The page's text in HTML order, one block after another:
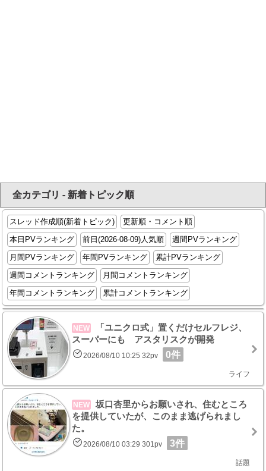
全カテゴリ - 新着トピック順
スレッド作成順(新着トピック)
更新順・コメント順
本日PVランキング
前日(2026-08-09)人気順
週間PVランキング
月間PVランキング
年間PVランキング
累計PVランキング
週間コメントランキング
月間コメントランキング
年間コメントランキング
累計コメントランキング
NEW
「ユニクロ式」置くだけセルフレジ、
スーパーにも アスタリスクが開発
2026/08/10 10:25 32pv 0件
ライフ
NEW
坂口杏里からお願いされ、住むところ
を提供していたが、このまま逃げられまし
た。
2026/08/10 03:29 301pv 3件
話題